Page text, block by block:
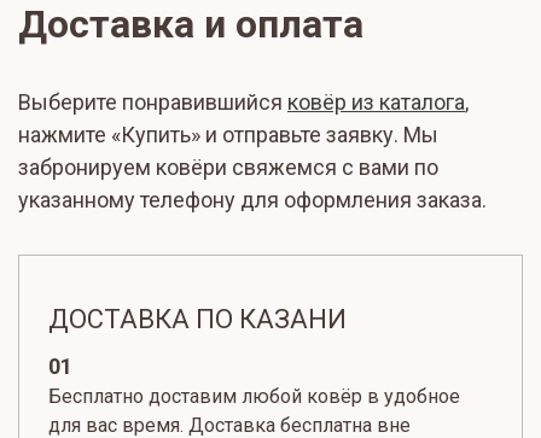
Доставка и оплата
Выберите понравившийся ковёр из каталога,
нажмите «Купить» и отправьте заявку. Мы
забронируем ковёри свяжемся с вами по
указанному телефону для оформления заказа.
ДОСТАВКА ПО КАЗАНИ
01
Бесплатно доставим любой ковёр в удобное
для вас время. Доставка бесплатна вне